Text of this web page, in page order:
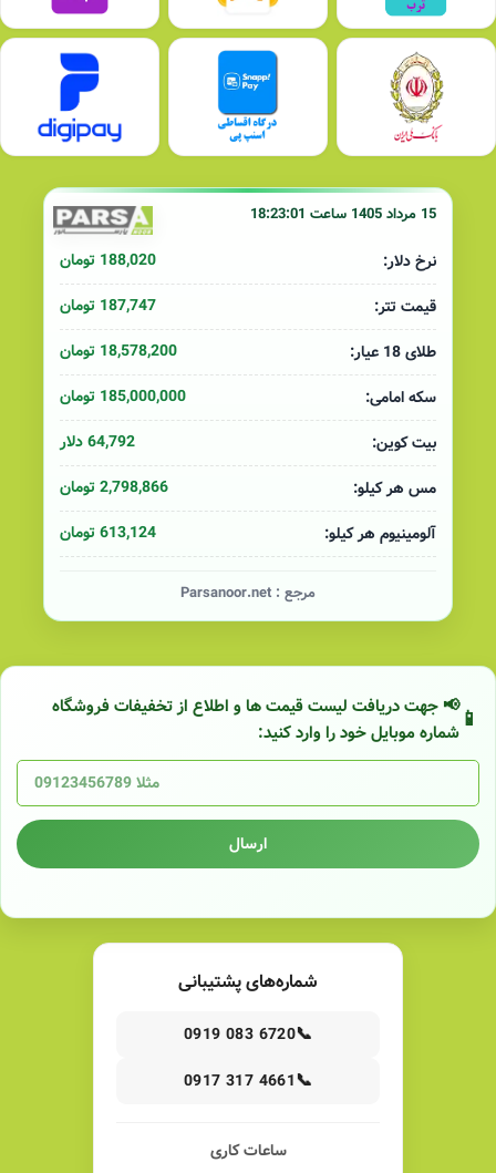
15 مرداد 1405 ساعت 18:23:01
نرخ دلار:
188,020 تومان
قیمت تتر:
187,747 تومان
طلای 18 عیار:
18,578,200 تومان
سکه امامی:
185,000,000 تومان
بیت کوین:
64,792 دلار
مس هر کیلو:
2,798,866 تومان
آلومینیوم هر کیلو:
613,124 تومان
مرجع : Parsanoor.net
📢 جهت دریافت لیست قیمت ها و اطلاع از تخفیفات فروشگاه
شماره موبایل خود را وارد کنید:
ارسال
شماره‌های پشتیبانی
📞
0919 083 6720
📞
0917 317 4661
ساعات کاری